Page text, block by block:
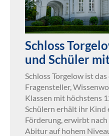
Schloss
und Schüler
Schloss Torgelow ist
Fragensteller,
Klassen mit höchstens
Schülern erhält ihr
Förderung, erwirbt
Abitur auf hohem